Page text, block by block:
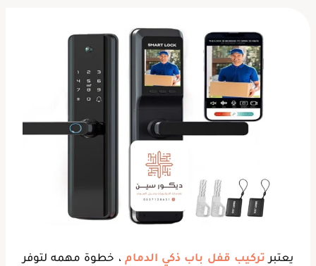
يعتبر تركيب قفل باب ذكي الدمام ، خطوة مهمه لتوفر